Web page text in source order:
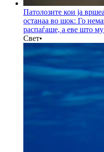
Патолозите кои ја
останаа во шок: Го
распаѓаше, а еве што
Свет•